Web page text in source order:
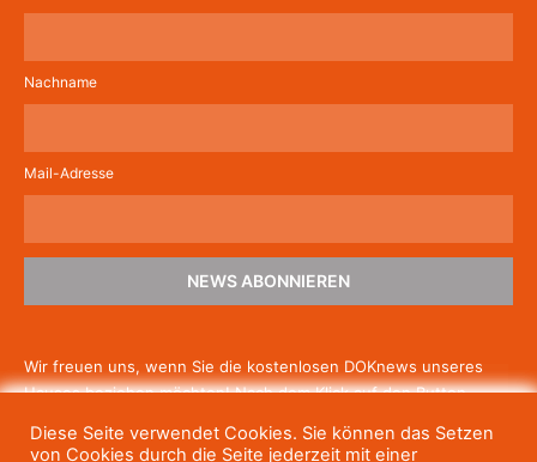
Nachname
Mail-Adresse
NEWS ABONNIEREN
Wir freuen uns, wenn Sie die kostenlosen DOKnews unseres
Hauses beziehen möchten! Nach dem Klick auf den Button
um die Newsletter-Anmeldung abzuschließen. Wenn Sie unsere
Diese Seite verwendet Cookies. Sie können das Setzen
von Cookies durch die Seite jederzeit mit einer